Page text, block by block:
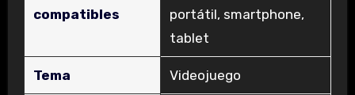
compatibles
portátil, smartphone,
tablet
Tema ‎Videojuego